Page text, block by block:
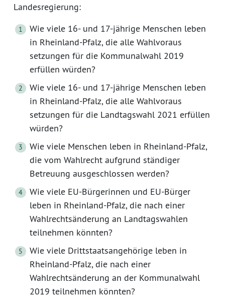
Landesregierung:
Wie viele 16- und 17-jährige Menschen leben
in Rheinland-Pfalz, die alle Wahlvoraus
setzungen für die Kommunalwahl 2019
erfüllen würden?
Wie viele 16- und 17-jährige Menschen leben
in Rheinland-Pfalz, die alle Wahlvoraus
setzungen für die Landtagswahl 2021 erfüllen
würden?
Wie viele Menschen leben in Rheinland-Pfalz,
die vom Wahlrecht aufgrund ständiger
Betreuung ausgeschlossen werden?
Wie viele EU-Bürgerinnen und EU-Bürger
leben in Rheinland-Pfalz, die nach einer
Wahlrechtsänderung an Landtagswahlen
teilnehmen könnten?
Wie viele Drittstaatsangehörige leben in
Rheinland-Pfalz, die nach einer
Wahlrechtsänderung an der Kommunalwahl
2019 teilnehmen könnten?